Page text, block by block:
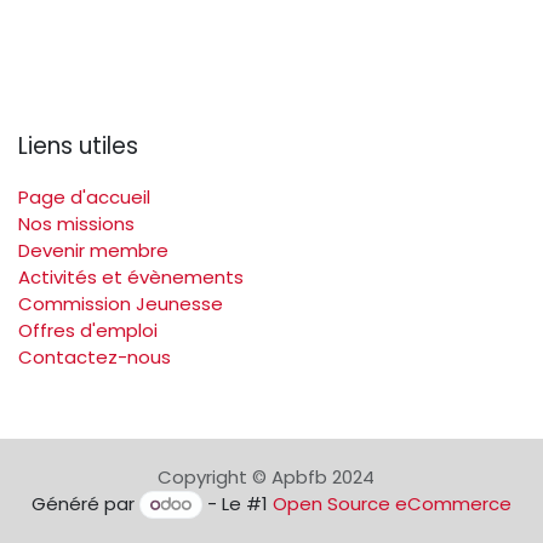
Liens utiles
Page d'accueil
Nos missions
Devenir membre
Activités et évènements
Commission Jeunesse
Offres d'emploi
Contactez-nous
Copyright © Apbfb 2024
Généré par
- Le #1 Open Source eCommerce